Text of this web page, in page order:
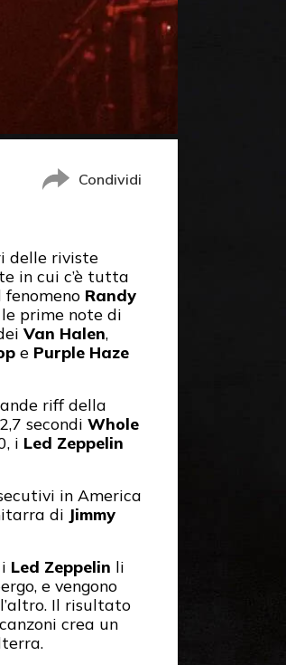
Condividi
delle riviste
in cui c’è tutta
Randy
prime note di
Van Halen,
e Purple Haze
riff della
secondi Whole
i Led Zeppelin
in America
di Jimmy
Led Zeppelin li
e vengono
Il risultato
crea un